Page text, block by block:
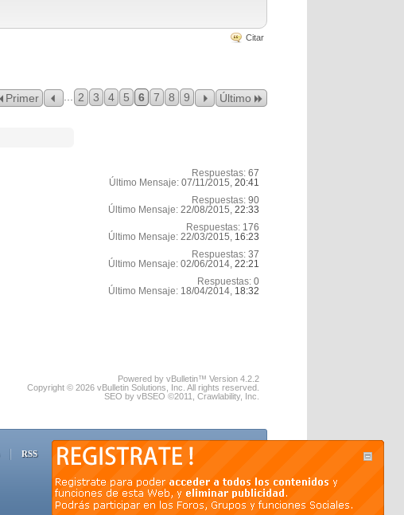
Citar
Primer 2 3 4 5 6 7 8 9 Último
Respuestas: 67
Último Mensaje: 07/11/2015, 20:41
Respuestas: 90
Último Mensaje: 22/08/2015, 22:33
Respuestas: 176
Último Mensaje: 22/03/2015, 16:23
Respuestas: 37
Último Mensaje: 02/06/2014, 22:21
Respuestas: 0
Último Mensaje: 18/04/2014, 18:32
Powered by vBulletin™ Version 4.2.2
Copyright © 2026 vBulletin Solutions, Inc. All rights reserved.
SEO by vBSEO ©2011, Crawlability, Inc.
RSS